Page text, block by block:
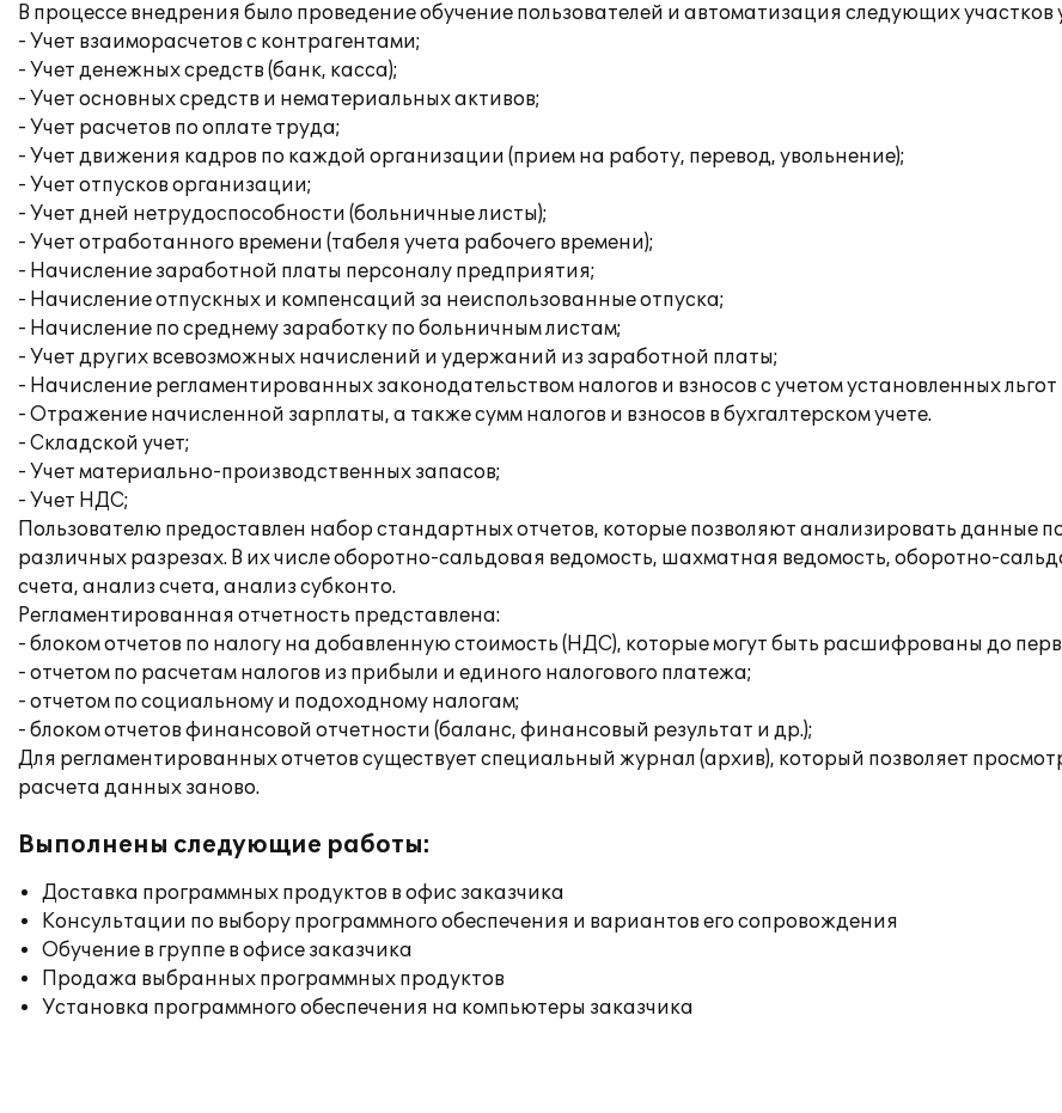
В процессе внедрения было проведение обучение пользователей и автоматизация следующих участков
- Учет взаиморасчетов с контрагентами;
- Учет денежных средств (банк, касса);
- Учет основных средств и нематериальных активов;
- Учет расчетов по оплате труда;
- Учет движения кадров по каждой организации (прием на работу, перевод, увольнение);
- Учет отпусков организации;
- Учет дней нетрудоспособности (больничные листы);
- Учет отработанного времени (табеля учета рабочего времени);
- Начисление заработной платы персоналу предприятия;
- Начисление отпускных и компенсаций за неиспользованные отпуска;
- Начисление по среднему заработку по больничным листам;
- Учет других всевозможных начислений и удержаний из заработной платы;
- Начисление регламентированных законодательством налогов и взносов с учетом установленных
- Отражение начисленной зарплаты, а также сумм налогов и взносов в бухгалтерском учете.
- Складской учет;
- Учет материально-производственных запасов;
- Учет НДС;
Пользователю предоставлен набор стандартных отчетов, которые позволяют анализировать данные
различных разрезах. В их числе оборотно-сальдовая ведомость, шахматная ведомость, оборотно-
счета, анализ счета, анализ субконто.
Регламентированная отчетность представлена:
- блоком отчетов по налогу на добавленную стоимость (НДС), которые могут быть расшифрованы до
- отчетом по расчетам налогов из прибыли и единого налогового платежа;
- отчетом по социальному и подоходному налогам;
- блоком отчетов финансовой отчетности (баланс, финансовый результат и др.);
Для регламентированных отчетов существует специальный журнал (архив), который позволяет
расчета данных заново.
Выполнены следующие работы:
Доставка программных продуктов в офис заказчика
Консультации по выбору программного обеспечения и вариантов его сопровождения
Обучение в группе в офисе заказчика
Продажа выбранных программных продуктов
Установка программного обеспечения на компьютеры заказчика